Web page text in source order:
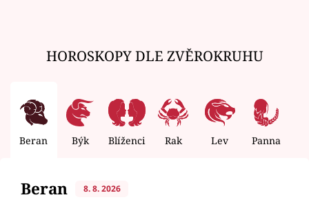
HOROSKOPY DLE ZVĚROKRUHU
Beran Býk Blíženci Rak Lev Panna
Beran 8. 8. 2026